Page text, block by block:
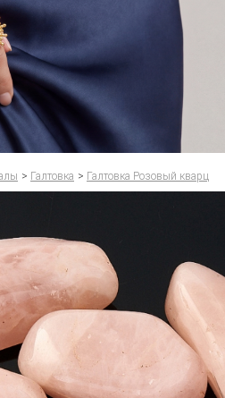
> Галтовка > Галтовка Розовый кварц